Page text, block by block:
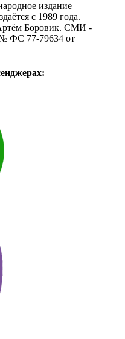
издание
с 1989 года.
Боровик. CМИ -
№ ФС 77-79634 от